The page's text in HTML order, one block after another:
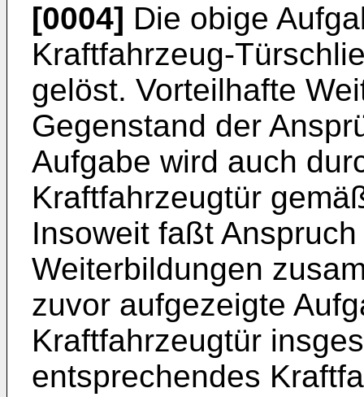
[0004] Die obige
Kraftfahrzeug-
gelöst. Vorteilhafte
Gegenstand der
Aufgabe wird auch
Kraftfahrzeugtür
Insoweit faßt
Weiterbildungen
zuvor aufgezeigte
Kraftfahrzeugtür
entsprechendes